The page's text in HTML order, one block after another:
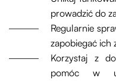
prowadzić do
Regularnie
zapobiegać ich
Korzystaj z
pomóc w